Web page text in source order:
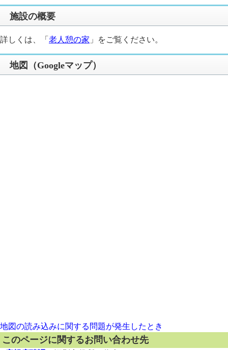
施設の概要
詳しくは、「 老人憩の家​ 」をご覧ください。
地図（Googleマップ）
地図の読み込みに関する問題が発生したとき
このページに関するお問い合わせ先